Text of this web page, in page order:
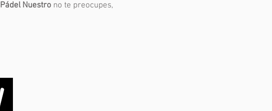
Pádel Nuestro no te preocupes,